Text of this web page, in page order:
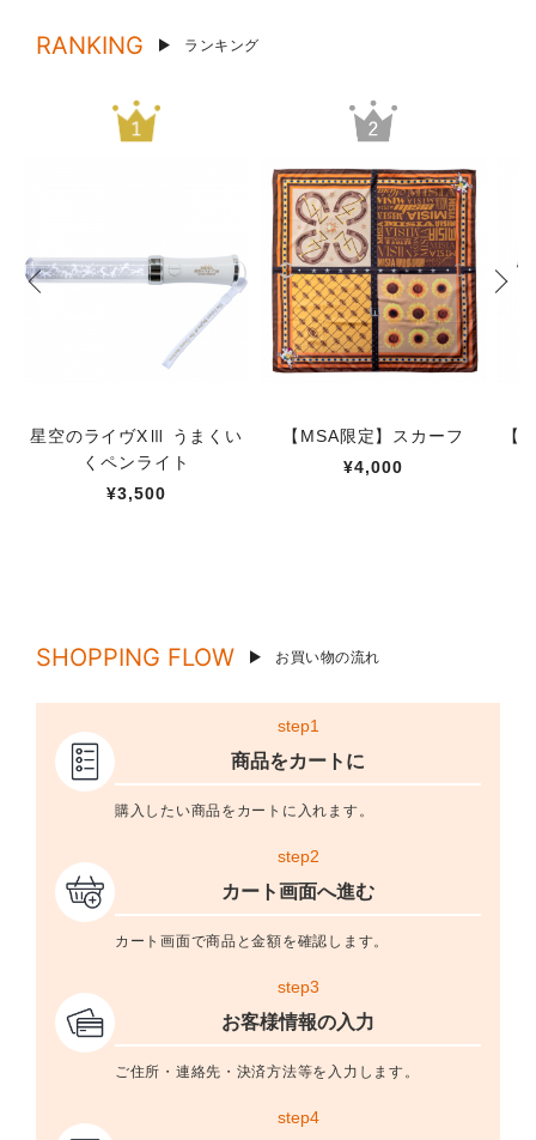
RANKING ランキング
星空のライヴXⅢ うまくい
くペンライト
¥3,500
【MSA限定】スカーフ
¥4,000
【
SHOPPING FLOW お買い物の流れ
step1
商品をカートに
購入したい商品をカートに入れます。
step2
カート画面へ進む
カート画面で商品と金額を確認します。
step3
お客様情報の入力
ご住所・連絡先・決済方法等を入力します。
step4